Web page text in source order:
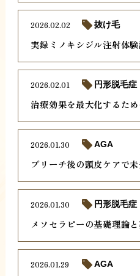
実録ミノキシジル注射体
2026.02.02 抜け毛
治療効果を最大化するた
2026.02.01 円形脱毛症
ブリーチ後の頭皮ケアで
2026.01.30 AGA
メソセラピーの基礎理論
2026.01.30 円形脱毛症
2026.01.29 AGA